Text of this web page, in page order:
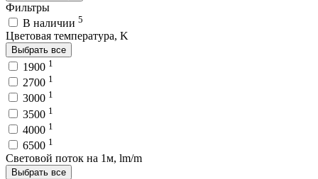
Фильтры
В наличии 5
Цветовая температура, K
Выбрать все
1900 1
2700 1
3000 1
3500 1
4000 1
6500 1
Световой поток на 1м, lm/m
Выбрать все